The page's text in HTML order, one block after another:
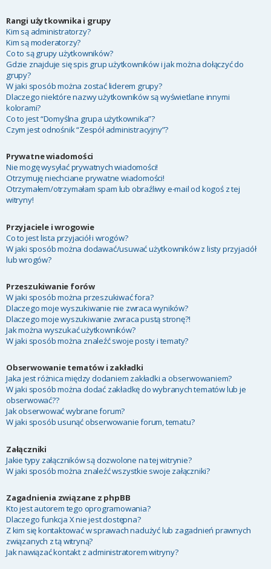
Rangi użytkownika i grupy
Kim są administratorzy?
Kim są moderatorzy?
Co to są grupy użytkowników?
Gdzie znajduje się spis grup użytkowników i jak można dołączyć do
grupy?
W jaki sposób można zostać liderem grupy?
Dlaczego niektóre nazwy użytkowników są wyświetlane innymi
kolorami?
Co to jest “Domyślna grupa użytkownika”?
Czym jest odnośnik “Zespół administracyjny”?
Prywatne wiadomości
Nie mogę wysyłać prywatnych wiadomości!
Otrzymuję niechciane prywatne wiadomości!
Otrzymałem/otrzymałam spam lub obraźliwy e-mail od kogoś z tej
witryny!
Przyjaciele i wrogowie
Co to jest lista przyjaciół i wrogów?
W jaki sposób można dodawać/usuwać użytkowników z listy przyjaciół
lub wrogów?
Przeszukiwanie forów
W jaki sposób można przeszukiwać fora?
Dlaczego moje wyszukiwanie nie zwraca wyników?
Dlaczego moje wyszukiwanie zwraca pustą stronę?!
Jak można wyszukać użytkowników?
W jaki sposób można znaleźć swoje posty i tematy?
Obserwowanie tematów i zakładki
Jaka jest różnica między dodaniem zakładki a obserwowaniem?
W jaki sposób można dodać zakładkę do wybranych tematów lub je
obserwować??
Jak obserwować wybrane forum?
W jaki sposób usunąć obserwowanie forum, tematu?
Załączniki
Jakie typy załączników są dozwolone na tej witrynie?
W jaki sposób można znaleźć wszystkie swoje załączniki?
Zagadnienia związane z phpBB
Kto jest autorem tego oprogramowania?
Dlaczego funkcja X nie jest dostępna?
Z kim się kontaktować w sprawach nadużyć lub zagadnień prawnych
związanych z tą witryną?
Jak nawiązać kontakt z administratorem witryny?